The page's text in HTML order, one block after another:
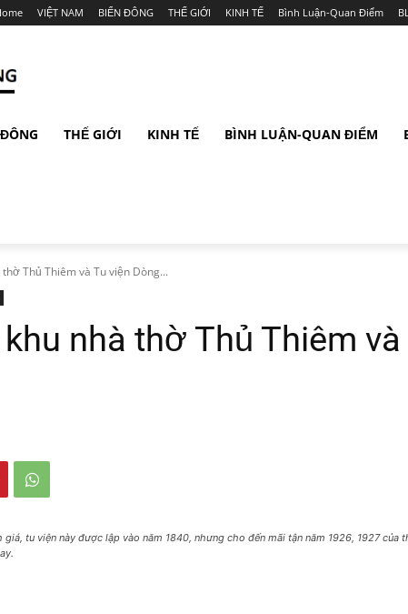
VIỆT NAM BIỂN ĐÔNG THẾ GIỚI KINH TẾ Bình Luận-Quan Điểm
THẾ GIỚI KINH TẾ BÌNH LUẬN-QUAN ĐIỂM
Thủ Thiêm và Tu viện Dòng...
nhà thờ Thủ Thiêm
giá, tu viện này được lập vào năm 1840, nhưng cho đến mãi tận năm 1926, 1927